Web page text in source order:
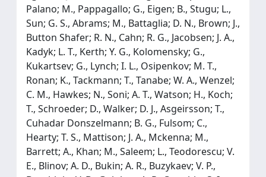
Palano; M., Pappagallo; G., Eigen; B., Stugu; L.,
Sun; G. S., Abrams; M., Battaglia; D. N., Brown; J.,
Button Shafer; R. N., Cahn; R. G., Jacobsen; J. A.,
Kadyk; L. T., Kerth; Y. G., Kolomensky; G.,
Kukartsev; G., Lynch; I. L., Osipenkov; M. T.,
Ronan; K., Tackmann; T., Tanabe; W. A., Wenzel;
C. M., Hawkes; N., Soni; A. T., Watson; H., Koch;
T., Schroeder; D., Walker; D. J., Asgeirsson; T.,
Cuhadar Donszelmann; B. G., Fulsom; C.,
Hearty; T. S., Mattison; J. A., Mckenna; M.,
Barrett; A., Khan; M., Saleem; L., Teodorescu; V.
E., Blinov; A. D., Bukin; A. R., Buzykaev; V. P.,